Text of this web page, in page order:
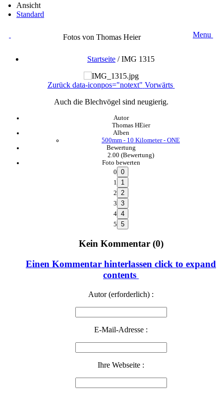
Ansicht
Standard
Fotos von Thomas Heier Menu
Startseite /IMG 1315
Zurück data-iconpos="notext" Vorwärts
Auch die Blechvögel sind neugierig.
Autor
Thomas HEier
Alben
500mm - 10 Kilometer - ONE
Bewertung
2.00 (Bewertung)
Foto bewerten
0
1
2
3
4
5
Kein Kommentar (0)
Einen Kommentar hinterlassen click to expand
contents
Autor (erforderlich) :
E-Mail-Adresse :
Ihre Webseite :